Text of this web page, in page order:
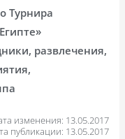
Турнира
развлечения,
изменения: 13.05.2017
публикации: 13.05.2017